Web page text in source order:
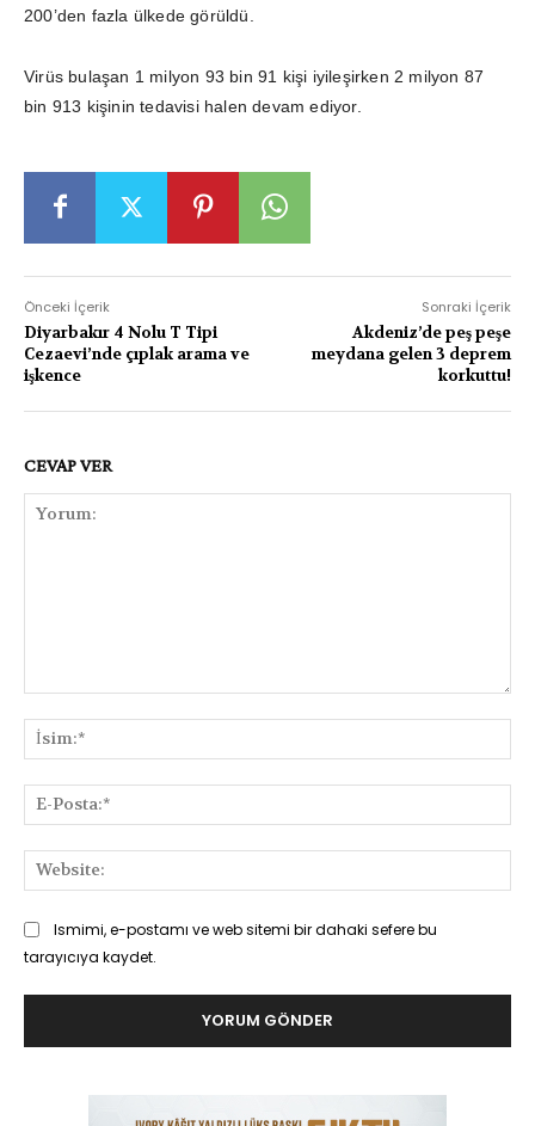
200’den fazla ülkede görüldü.
Virüs bulaşan 1 milyon 93 bin 91 kişi iyileşirken 2 milyon 87
bin 913 kişinin tedavisi halen devam ediyor.
Önceki İçerik
Diyarbakır 4 Nolu T Tipi
Cezaevi’nde çıplak arama ve
işkence
Sonraki İçerik
Akdeniz’de peş peşe
meydana gelen 3 deprem
korkuttu!
CEVAP VER
Ismimi, e-postamı ve web sitemi bir dahaki sefere bu
tarayıcıya kaydet.